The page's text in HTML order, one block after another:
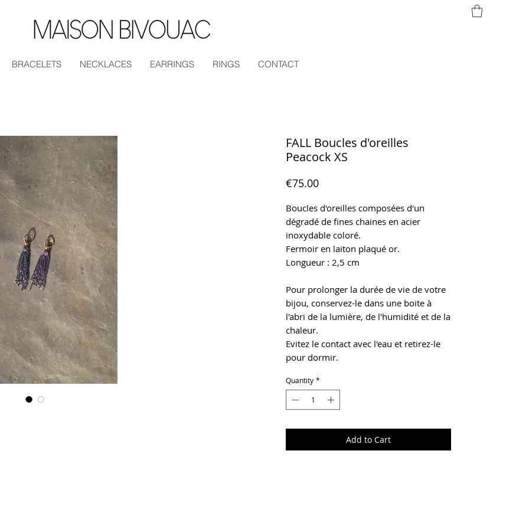
BRACELETS NECKLACES EARRINGS RINGS CONTACT
FALL Boucles d'oreilles
Peacock XS
€75.00Price
Boucles d'oreilles composées d'un
dégradé de fines chaines en acier
inoxydable coloré.
Fermoir en laiton plaqué or.
Longueur : 2,5 cm
Pour prolonger la durée de vie de votre
bijou, conservez-le dans une boite à
l'abri de la lumière, de l'humidité et de la
chaleur.
Evitez le contact avec l'eau et retirez-le
pour dormir.
Quantity *
Add to Cart